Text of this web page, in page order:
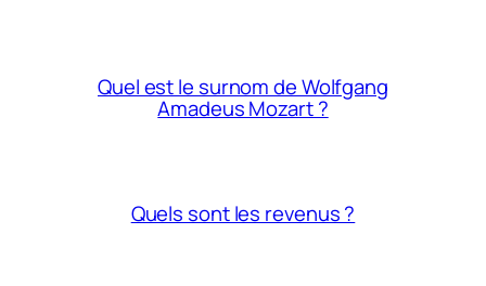
Quel est le surnom de Wolfgang
Amadeus Mozart ?
Quels sont les revenus ?